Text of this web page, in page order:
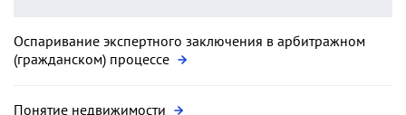
Оспаривание экспертного заключения в арбитражном
(гражданском) процессе
Понятие недвижимости